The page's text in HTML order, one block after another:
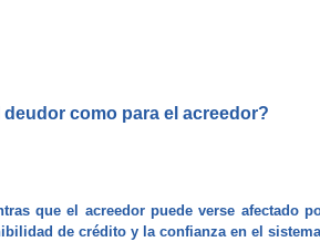
como para el acreedor?
que el acreedor puede verse afectado
de crédito y la confianza en el